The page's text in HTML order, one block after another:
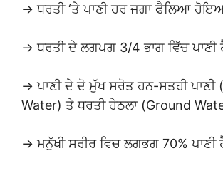
→ ਧਰਤੀ ‘ਤੇ ਪਾਣੀ ਹਰ ਜਗਾ ਫੈਲਿਆ
→ ਧਰਤੀ ਦੇ ਲਗਪਗ 3/4 ਭਾਗ ਵਿੱਚ ਪਾਣੀ
→ ਪਾਣੀ ਦੇ ਦੋ ਮੁੱਖ ਸਰੋਤ ਹਨ-ਸਤਹੀ ਪਾਣੀ
Water) ਤੇ ਧਰਤੀ ਹੇਠਲਾ (Ground
→ ਮਨੁੱਖੀ ਸਰੀਰ ਵਿਚ ਲਗਭਗ 70% ਪਾਣੀ